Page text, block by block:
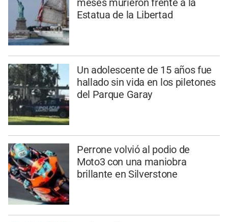
meses murieron frente a la
Estatua de la Libertad
Un adolescente de 15 años fue
hallado sin vida en los piletones
del Parque Garay
Perrone volvió al podio de
Moto3 con una maniobra
brillante en Silverstone